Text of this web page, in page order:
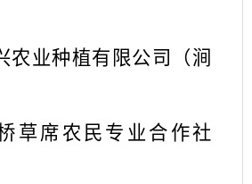
农业种植有限公司（涧
草席农民专业合作社